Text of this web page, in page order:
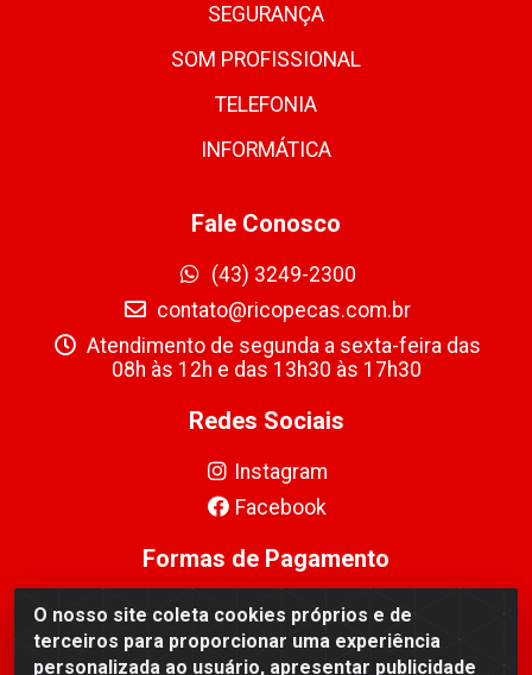
O nosso site coleta cookies próprios e de
terceiros para proporcionar uma experiência
personalizada ao usuário, apresentar publicidade
SEGURANÇA
SOM PROFISSIONAL
TELEFONIA
INFORMÁTICA
Fale Conosco
(43) 3249-2300
contato@ricopecas.com.br
Atendimento de segunda a sexta-feira das
08h às 12h e das 13h30 às 17h30
Redes Sociais
Instagram
Facebook
Formas de Pagamento